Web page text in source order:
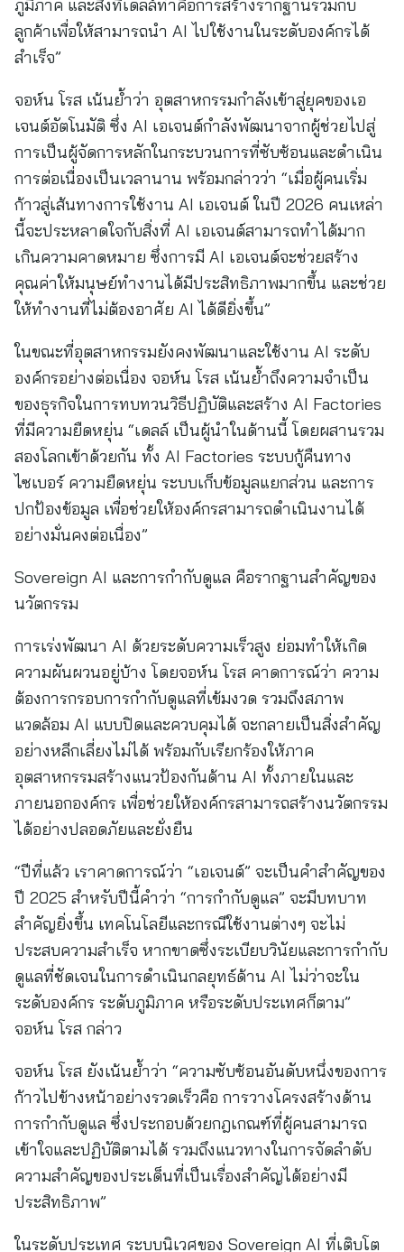
ภูมิภาค และสิ่งที่เดลล์ทำคือการสร้างรากฐานร่วมกับ
ลูกค้าเพื่อให้สามารถนำ AI ไปใช้งานในระดับองค์กรได้
สำเร็จ”
จอห์น โรส เน้นย้ำว่า อุตสาหกรรมกำลังเข้าสู่ยุคของเอ
เจนต์อัตโนมัติ ซึ่ง AI เอเจนต์กำลังพัฒนาจากผู้ช่วยไปสู่
การเป็นผู้จัดการหลักในกระบวนการที่ซับซ้อนและดำเนิน
การต่อเนื่องเป็นเวลานาน พร้อมกล่าวว่า “เมื่อผู้คนเริ่ม
ก้าวสู่เส้นทางการใช้งาน AI เอเจนต์ ในปี 2026 คนเหล่า
นี้จะประหลาดใจกับสิ่งที่ AI เอเจนต์สามารถทำได้มาก
เกินความคาดหมาย ซึ่งการมี AI เอเจนต์จะช่วยสร้าง
คุณค่าให้มนุษย์ทำงานได้มีประสิทธิภาพมากขึ้น และช่วย
ให้ทำงานที่ไม่ต้องอาศัย AI ได้ดียิ่งขึ้น”
ในขณะที่อุตสาหกรรมยังคงพัฒนาและใช้งาน AI ระดับ
องค์กรอย่างต่อเนื่อง จอห์น โรส เน้นย้ำถึงความจำเป็น
ของธุรกิจในการทบทวนวิธีปฏิบัติและสร้าง AI Factories
ที่มีความยืดหยุ่น “เดลล์ เป็นผู้นำในด้านนี้ โดยผสานรวม
สองโลกเข้าด้วยกัน ทั้ง AI Factories ระบบกู้คืนทาง
ไซเบอร์ ความยืดหยุ่น ระบบเก็บข้อมูลแยกส่วน และการ
ปกป้องข้อมูล เพื่อช่วยให้องค์กรสามารถดำเนินงานได้
อย่างมั่นคงต่อเนื่อง”
Sovereign AI และการกำกับดูแล คือรากฐานสำคัญของ
นวัตกรรม
การเร่งพัฒนา AI ด้วยระดับความเร็วสูง ย่อมทำให้เกิด
ความผันผวนอยู่บ้าง โดยจอห์น โรส คาดการณ์ว่า ความ
ต้องการกรอบการกำกับดูแลที่เข้มงวด รวมถึงสภาพ
แวดล้อม AI แบบปิดและควบคุมได้ จะกลายเป็นสิ่งสำคัญ
อย่างหลีกเลี่ยงไม่ได้ พร้อมกับเรียกร้องให้ภาค
อุตสาหกรรมสร้างแนวป้องกันด้าน AI ทั้งภายในและ
ภายนอกองค์กร เพื่อช่วยให้องค์กรสามารถสร้างนวัตกรรม
ได้อย่างปลอดภัยและยั่งยืน
“ปีที่แล้ว เราคาดการณ์ว่า “เอเจนต์” จะเป็นคำสำคัญของ
ปี 2025 สำหรับปีนี้คำว่า “การกำกับดูแล” จะมีบทบาท
สำคัญยิ่งขึ้น เทคโนโลยีและกรณีใช้งานต่างๆ จะไม่
ประสบความสำเร็จ หากขาดซึ่งระเบียบวินัยและการกำกับ
ดูแลที่ชัดเจนในการดำเนินกลยุทธ์ด้าน AI ไม่ว่าจะใน
ระดับองค์กร ระดับภูมิภาค หรือระดับประเทศก็ตาม”
จอห์น โรส กล่าว
จอห์น โรส ยังเน้นย้ำว่า “ความซับซ้อนอันดับหนึ่งของการ
ก้าวไปข้างหน้าอย่างรวดเร็วคือ การวางโครงสร้างด้าน
การกำกับดูแล ซึ่งประกอบด้วยกฎเกณฑ์ที่ผู้คนสามารถ
เข้าใจและปฏิบัติตามได้ รวมถึงแนวทางในการจัดลำดับ
ความสำคัญของประเด็นที่เป็นเรื่องสำคัญได้อย่างมี
ประสิทธิภาพ”
ในระดับประเทศ ระบบนิเวศของ Sovereign AI ที่เติบโต